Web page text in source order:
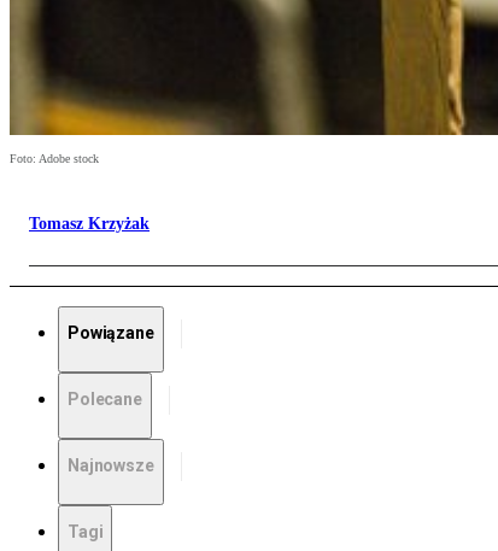
Foto: Adobe stock
Tomasz Krzyżak
Powiązane
Polecane
Najnowsze
Tagi